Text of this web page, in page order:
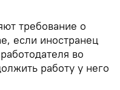
требование о
если иностранец
во
работу у него